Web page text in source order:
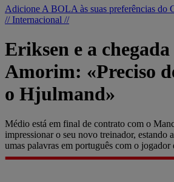
Adicione A BOLA às suas preferências do
// Internacional //
Eriksen e a
Amorim: «Preciso
o Hjulmand»
Médio está em final de contrato com o
impressionar o seu novo treinador, estando
umas palavras em português com o jogador